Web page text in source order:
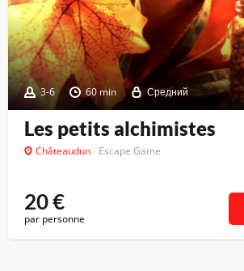
3-6 60 min Средний
Les petits alchimistes
Châteaudun Escape Game
20€
par personne